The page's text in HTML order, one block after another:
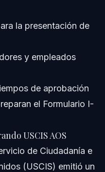
AOS mi solicitud de
al Memorando AOS?
tiempos oficiales de
el Memorando
los cambios en la
y Raleigh?
la presentación de
y empleados
de aprobación
el Formulario I-
USCIS AOS
de Ciudadanía e
(USCIS) emitió un